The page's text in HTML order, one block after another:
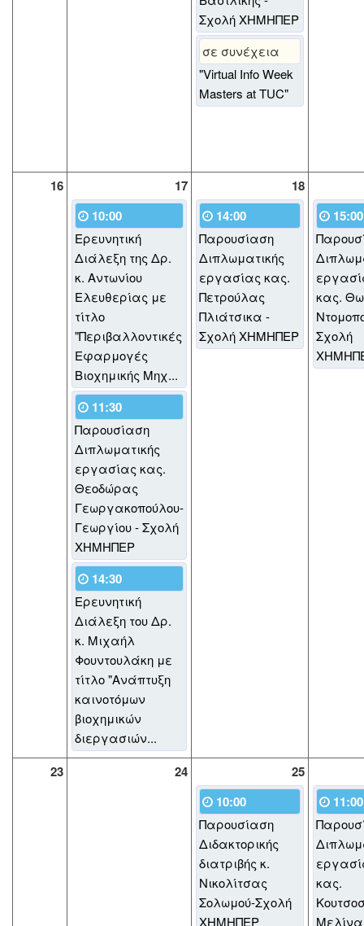
Σχολή ΧΗΜΗΠΕΡ
σε συνέχεια
"Virtual Info Week
Masters at TUC"
16 17
18
10:00
Ερευνητική
Διάλεξη της Δρ.
κ. Αντωνίου
Ελευθερίας με
τίτλο
"Περιβαλλοντικές
Εφαρμογές
Βιοχημικής Μηχ...
11:30
Παρουσίαση
Διπλωματικής
εργασίας κας.
Θεοδώρας
Γεωργακοπούλου-
Γεωργίου - Σχολή
ΧΗΜΗΠΕΡ
14:30
Ερευνητική
Διάλεξη του Δρ.
κ. Μιχαήλ
Φουντουλάκη με
τίτλο "Ανάπτυξη
καινοτόμων
βιοχημικών
διεργασιών...
14:00
Παρουσίαση
Διπλωματικής
εργασίας κας.
Πετρούλας
Πλιάτσικα -
Σχολή ΧΗΜΗΠΕΡ
15:00
κας.
Σχολή
23 24
25
10:00
Παρουσίαση
Διδακτορικής
διατριβής κ.
Νικολίτσας
Σολωμού-Σχολή
ΧΗΜΗΠΕΡ
11:00
κας.